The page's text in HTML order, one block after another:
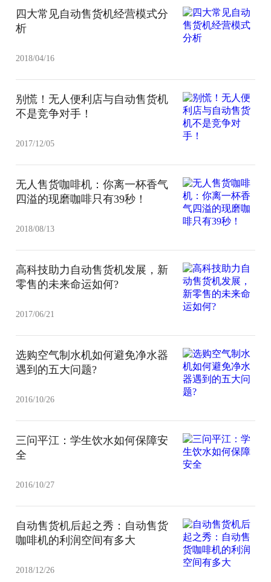
四大常见自动售货机经营模式分
析
2018/04/16
别慌！无人便利店与自动售货机
不是竞争对手！
2017/12/05
无人售货咖啡机：你离一杯香气
四溢的现磨咖啡只有39秒！
2018/08/13
高科技助力自动售货机发展，新
零售的未来命运如何?
2017/06/21
选购空气制水机如何避免净水器
遇到的五大问题?
2016/10/26
三问平江：学生饮水如何保障安
全
2016/10/27
自动售货机后起之秀：自动售货
咖啡机的利润空间有多大
2018/12/26